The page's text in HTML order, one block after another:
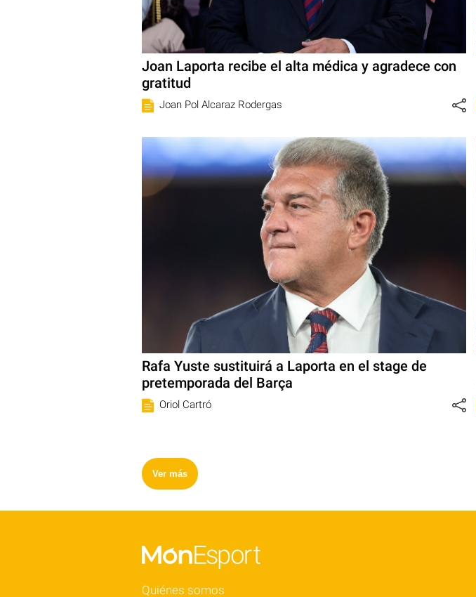
Joan Laporta recibe el alta médica y agradece con
gratitud
Joan Pol Alcaraz Rodergas
Rafa Yuste sustituirá a Laporta en el stage de
pretemporada del Barça
Oriol Cartró
Ver más
Quiénes somos